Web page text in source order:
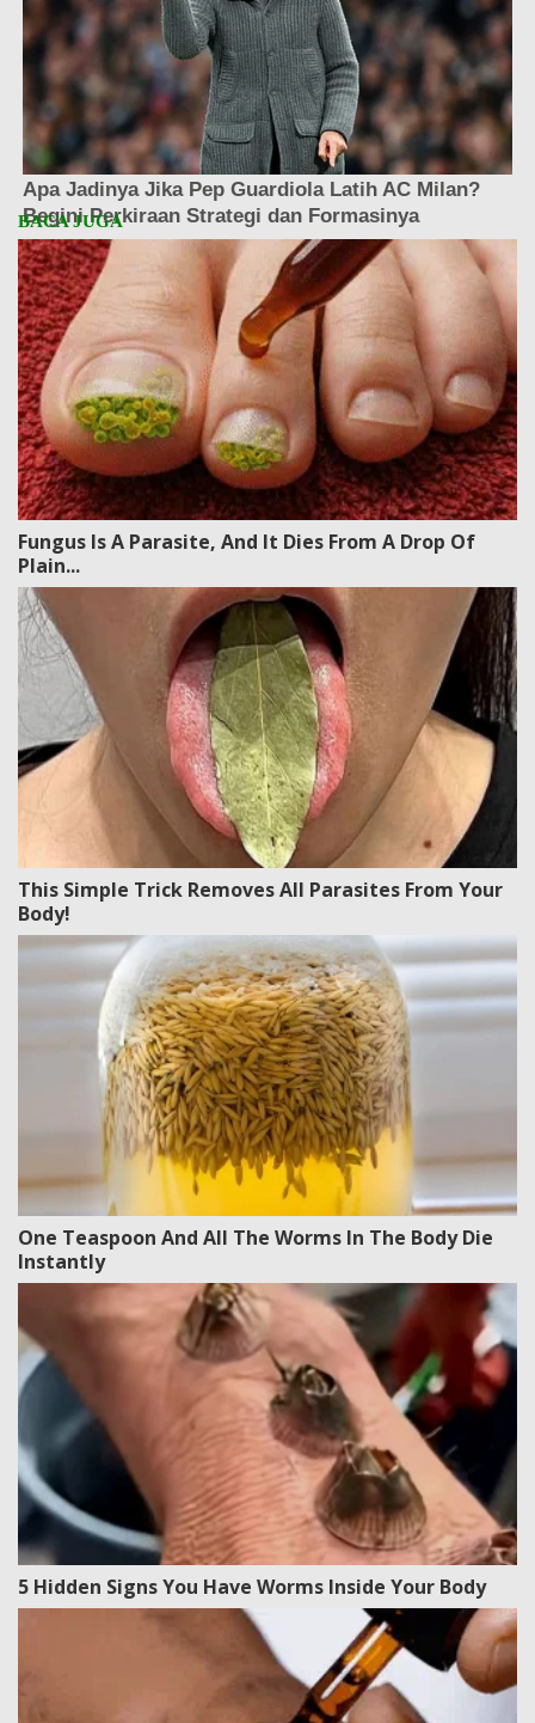
Fungus Is A Parasite, And It Dies From A Drop Of
Plain...
This Simple Trick Removes All Parasites From Your
Body!
One Teaspoon And All The Worms In The Body Die
Instantly
5 Hidden Signs You Have Worms Inside Your Body